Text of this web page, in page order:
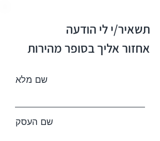
תשאיר/י לי הודעה
אחזור אליך בסופר מהירות
שם מלא
שם העסק